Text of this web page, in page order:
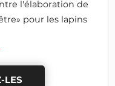
l'élaboration de
pour les lapins
LES